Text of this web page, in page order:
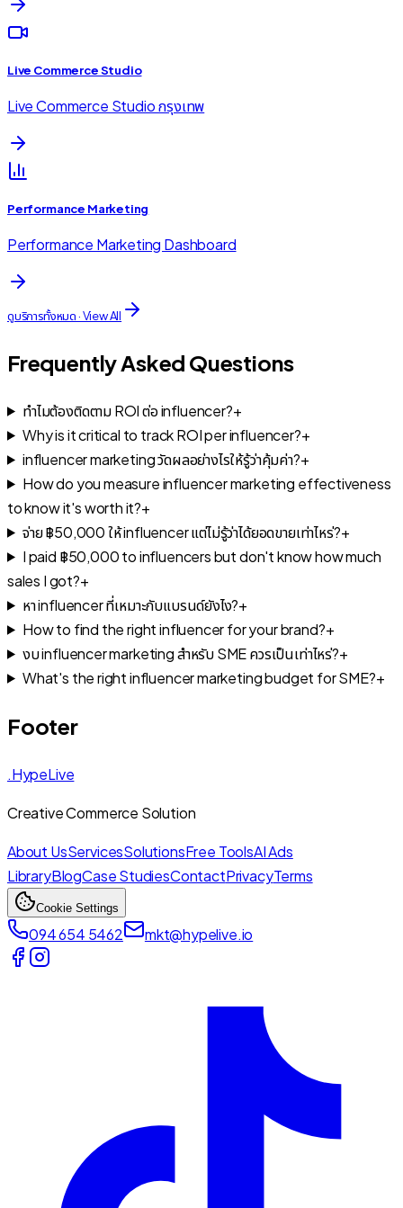
Live Commerce Studio
Live Commerce Studio กรุงเทพ
Performance Marketing
Performance Marketing Dashboard
ดูบริการทั้งหมด · View All
Frequently Asked Questions
ทำไมต้องติดตาม ROI ต่อ influencer?+
Why is it critical to track ROI per influencer?+
influencer marketing วัดผลอย่างไรให้รู้ว่าคุ้มค่า?+
How do you measure influencer marketing effectiveness
to know it's worth it?+
จ่าย ฿50,000 ให้ influencer แต่ไม่รู้ว่าได้ยอดขายเท่าไหร่?+
I paid ฿50,000 to influencers but don't know how much
sales I got?+
หา influencer ที่เหมาะกับแบรนด์ยังไง?+
How to find the right influencer for your brand?+
งบ influencer marketing สำหรับ SME ควรเป็นเท่าไหร่?+
What's the right influencer marketing budget for SME?+
Footer
.HypeLive
Creative Commerce Solution
About UsServicesSolutionsFree ToolsAI Ads
LibraryBlogCase StudiesContactPrivacyTerms
Cookie Settings
094 654 5462 mkt@hypelive.io